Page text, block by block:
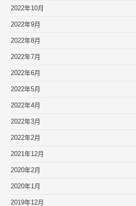
2022年10月
2022年9月
2022年8月
2022年7月
2022年6月
2022年5月
2022年4月
2022年3月
2022年2月
2021年12月
2020年2月
2020年1月
2019年12月